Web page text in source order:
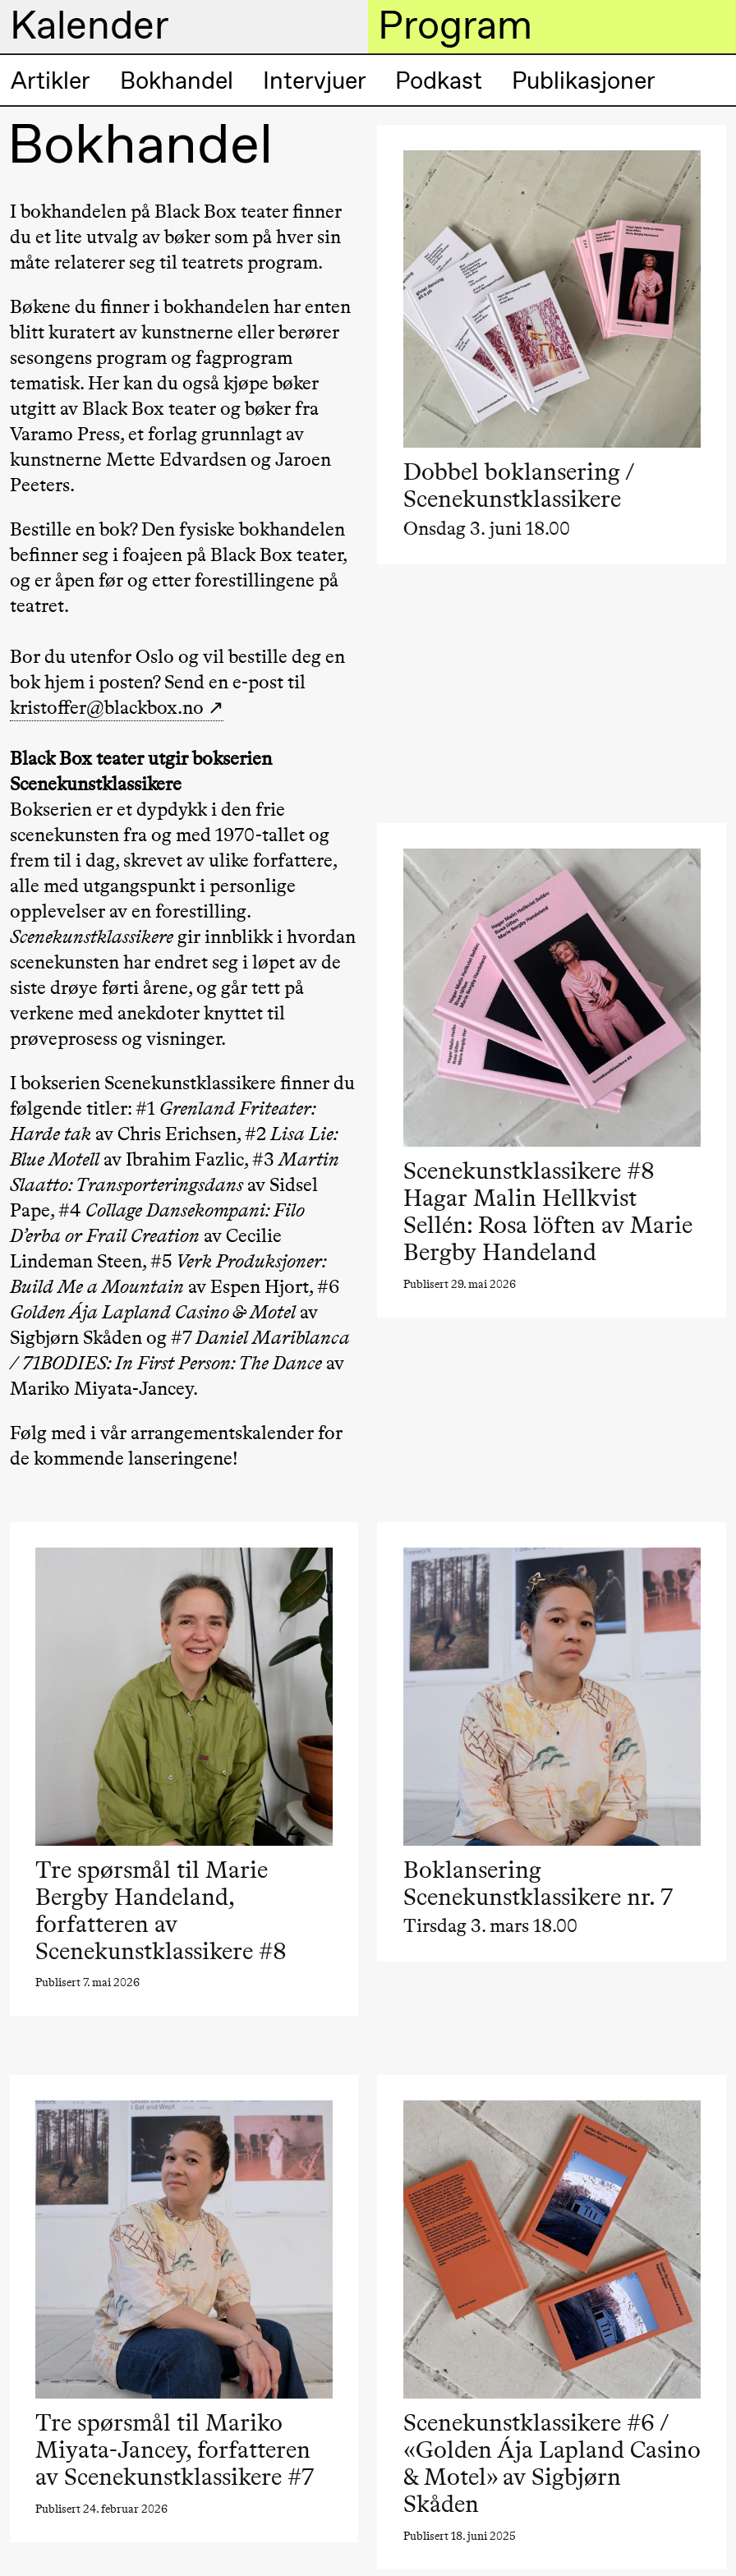
Kalender
Torsdag 20. august
19.00
Pia Maria
Roll og
Mohamed
Male
Fantasies
Lille scene (Black Box teater)
Fredag 21. august
19.00 Pia Maria
Roll og
Mohamed
Mohamed
Male
Lille scene (Black Box teater)
Lørdag 22. august
19.00 Pia Maria
Mohamed
Mohamed
Male
Fantasies
Lille scene (Black Box teater)
Torsdag 27. august
19.00 Pia Maria
Roll og
Mohamed
Mohamed
Male
Fantasies
Lille scene (Black Box teater)
Fredag 28. august
Roll og
Mohamed
Mohamed
Male
Fantasies
Lille scene (Black Box teater)
21.00 Boglárka
Börcsök &
Andreas
Bolm
SUBJOYRIDE
Store scene (Black Box teater)
Lørdag 29. august
19.00 Pia Maria
Roll og
Male
Lille scene (Black Box teater)
Börcsök &
Andreas
Bolm
SUBJOYRIDE
Store scene (Black Box teater)
Lørdag 12. september
19.00
Yuri
Umemoto /​
Oslo
Sinfonietta /​
Ivar Furre
Aam
crypt_ –
Store scene (Black Box teater)
Fredag 18. september
20.00 Pinquins
& Kjersti
Eriksen
Hi sida
Store scene (Black Box teater)
Lørdag 19. september
18.00 Pinquins
& Kjersti
Alm
Eriksen
Hi sida
Store scene (Black Box teater)
Program
Kunstnerisk
program
20.–29. august 2026
❶ Premiere
Pia Maria Roll og
Mohamed
Mohamed
Male Fantasies
28.–29. august 2026
Boglárka Börcsök
& Andreas Bolm
SUBJOYRIDE
Artikler Bokhandel Intervjuer Podkast Publikasjoner
Bokhandel
I bokhandelen på Black Box teater finner
du et lite utvalg av bøker som på hver sin
måte relaterer seg til teatrets program.
Bøkene du finner i bokhandelen har enten
blitt kuratert av kunstnerne eller berører
sesongens program og fagprogram
tematisk. Her kan du også kjøpe bøker
utgitt av Black Box teater og bøker fra
Varamo Press, et forlag grunnlagt av
kunstnerne Mette Edvardsen og Jaroen
Peeters.
Bestille en bok? Den fysiske bokhandelen
befinner seg i foajeen på Black Box teater,
og er åpen før og etter forestillingene på
teatret.
Bor du utenfor Oslo og vil bestille deg en
bok hjem i posten? Send en e-post til
kristoffer@blackbox.no
Black Box teater utgir bokserien
Scenekunstklassikere
Bokserien er et dypdykk i den frie
scenekunsten fra og med 1970-tallet og
frem til i dag, skrevet av ulike forfattere,
alle med utgangspunkt i personlige
opplevelser av en forestilling.
Scenekunstklassikeregir innblikk i hvordan
scenekunsten har endret seg i løpet av de
siste drøye førti årene, og går tett på
verkene med anekdoter knyttet til
prøveprosess og visninger.
I bokserien Scenekunstklassikere finner du
følgende titler: #1Grenland Friteater:
Harde tak av Chris Erichsen, #2Lisa Lie:
Blue Motellav Ibrahim Fazlic, #3Martin
Slaatto: Transporteringsdansav Sidsel
Pape, #4 Collage Dansekompani: Filo
D’erba or Frail Creation av Cecilie
Lindeman Steen, #5 Verk Produksjoner:
Build Me a Mountain av Espen Hjort, #6
Golden Ája Lapland Casino & Motelav
Sigbjørn Skåden og #7Daniel Mariblanca
/​ 71BODIES: In First Person: The Danceav
Mariko Miyata-Jancey.
Følg med i vår arrangementskalender for
de kommende lanseringene!
Dobbel boklansering /
Scenekunstklassikere
Onsdag 3. juni 18.00
Scenekunstklassikere #8
Hagar Malin Hellkvist
Sellén: Rosa löften av Marie
Bergby Handeland
Publisert 29. mai 2026
Tre spørsmål til Marie
Bergby Handeland,
forfatteren av
Scenekunstklassikere #8
Publisert 7. mai 2026
Boklansering
Scenekunstklassikere nr. 7
Tirsdag 3. mars 18.00
Tre spørsmål til Mariko
Miyata-Jancey, forfatteren
av Scenekunstklassikere #7
Publisert 24. februar 2026
Scenekunstklassikere #6 /
«Golden Ája Lapland Casino
& Motel» av Sigbjørn
Skåden
Publisert 18. juni 2025